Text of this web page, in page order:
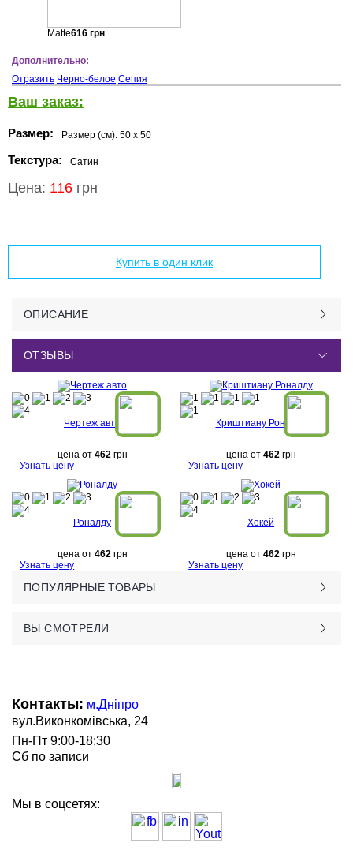
Matte616грн
Дополнительно:
Отразить Черно-белое Сепия
Ваш заказ:
Размер: Размер (см): 50 x 50
Текстура: Сатин
Цена: 116 грн
Купить в один клик
ОПИСАНИЕ
ОТЗЫВЫ
Чертеж авто
цена от 462грн
Узнать цену
Криштиану Роналду
цена от 462грн
Узнать цену
Роналду
цена от 462грн
Узнать цену
Хокей
цена от 462грн
Узнать цену
ПОПУЛЯРНЫЕ ТОВАРЫ
ВЫ СМОТРЕЛИ
Контакты: м.Дніпро
вул.Виконкомівська, 24
Пн-Пт 9:00-18:30
Сб по записи
Мы в соцсетях: